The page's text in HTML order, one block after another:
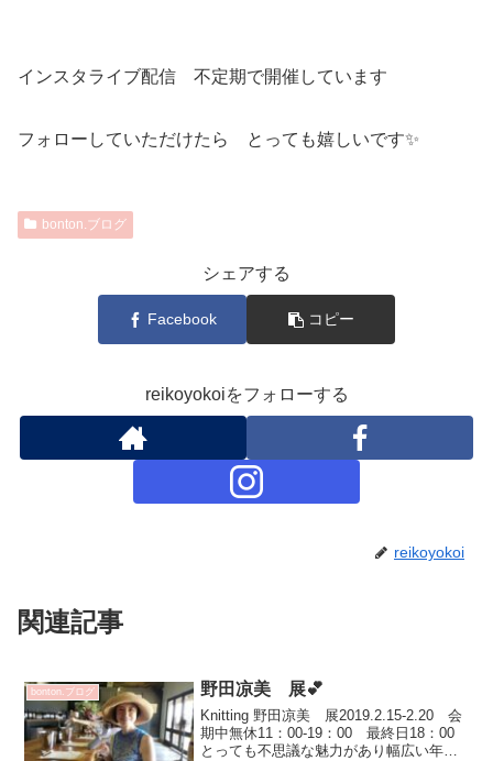
インスタライブ配信 不定期で開催しています
フォローしていただけたら とっても嬉しいです✨
bonton.ブログ
シェアする
Facebook コピー
reikoyokoiをフォローする
reikoyokoi
関連記事
bonton.ブログ 野田凉美 展💕
Knitting 野田凉美 展2019.2.15-2.20 会
期中無休11：00-19：00 最終日18：00
とっても不思議な魅力があり幅広い年齢